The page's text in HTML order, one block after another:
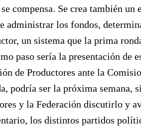
compensa. Se crea también
administrar los fondos,
un sistema que la prima
paso sería la presentación de
de Productores ante la
podría ser la próxima semana,
y la Federación discutirlo y
los distintos partidos